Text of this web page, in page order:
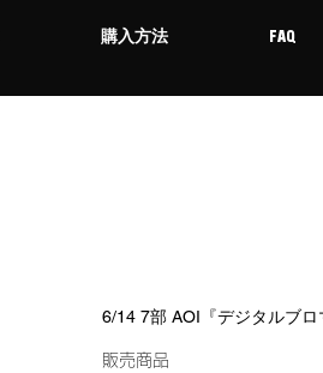
購入方法 FAQ
6/14 7部 AOI『デジタルブ
販売商品